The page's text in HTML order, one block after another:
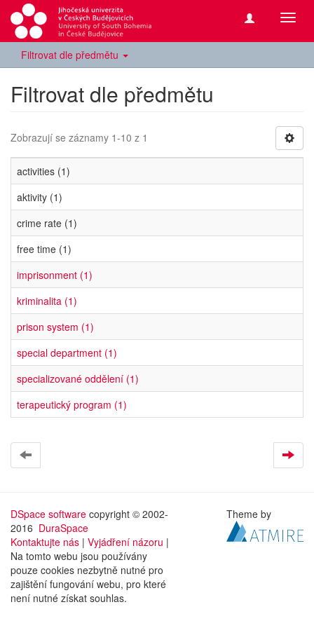
Filtrovat dle předmětu
Filtrovat dle předmětu
Zobrazují se záznamy 1-10 z 1
activities (1)
aktivity (1)
crime rate (1)
free time (1)
imprisonment (1)
kriminalita (1)
prison system (1)
special department (1)
specializované oddělení (1)
terapeutický program (1)
DSpace software copyright © 2002-
2016 DuraSpace
Kontaktujte nás | Vyjádření názoru |
Na tomto webu jsou používány
pouze cookies nezbytně nutné pro
zajištění fungování webu, pro které
není nutné získat souhlas.
Theme by